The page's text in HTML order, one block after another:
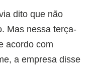
dito que não
Mas nessa terça-
acordo com
a empresa disse